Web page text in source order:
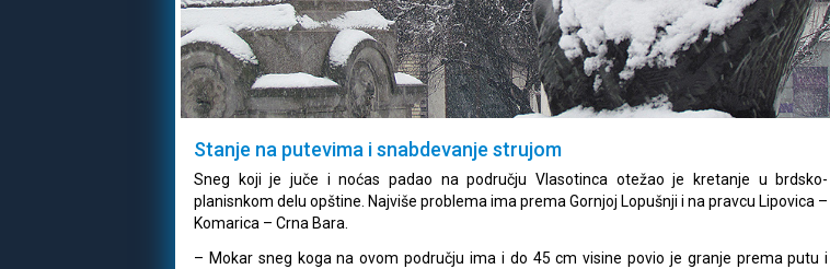
Stanje na putevima i snabdevanje strujom
Sneg koji je juče i noćas padao na području Vlasotinca otežao je kretanje u brdsko-
planisnkom delu opštine. Najviše problema ima prema Gornjoj Lopušnji i na pravcu Lipovica –
Komarica – Crna Bara.
– Mokar sneg koga na ovom području ima i do 45 cm visine povio je granje prema putu i